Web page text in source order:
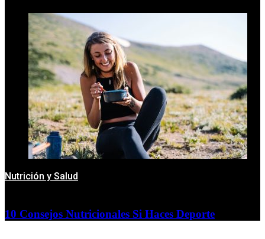
Nutrición y Salud
10 Consejos Nutricionales Si Haces Deporte